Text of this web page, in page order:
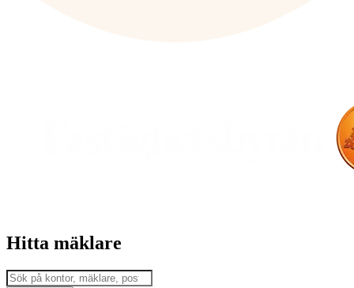
Hitta mäklare